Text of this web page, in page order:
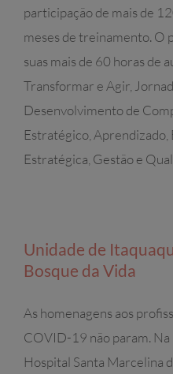
participação de mais de
meses de treinamento. O
suas mais de 60 horas de
Transformar e Agir,
Desenvolvimento de
Estratégico, Aprendizado,
Estratégica, Gestão e
Unidade de
Bosque da Vida
As homenagens aos
COVID-19 não param.
Hospital Santa Marcelina